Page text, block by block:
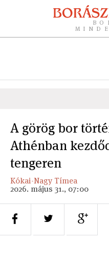
A görög bor
Athénban
tengeren
Kókai-Nagy Tímea
2026. május 31., 07:00